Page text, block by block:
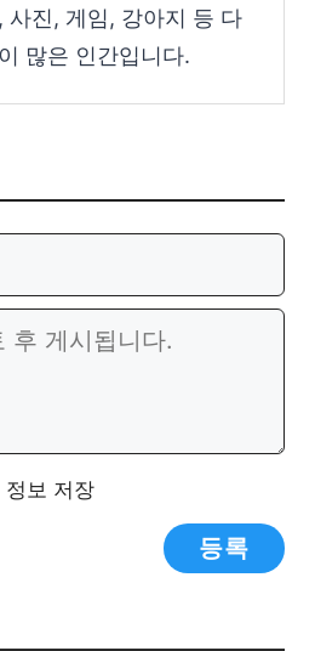
사진, 게임, 강아지 등 다
많은 인간입니다.
정보 저장